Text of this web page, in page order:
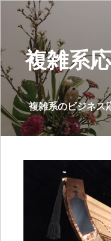
複雑系
複雑系のビジネス